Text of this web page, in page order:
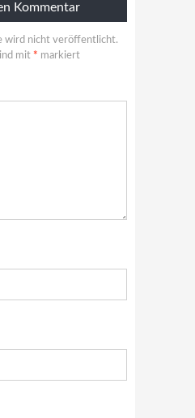
Kommentar
wird nicht veröffentlicht.
mit * markiert